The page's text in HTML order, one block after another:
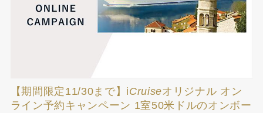
【期間限定11/30まで】 iCruiseオリジナル オン
ライン予約キャンペーン 1室50米ドルのオンボー